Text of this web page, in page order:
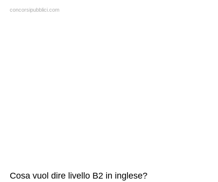
concorsipubblici.com
Cosa vuol dire livello B2 in inglese?